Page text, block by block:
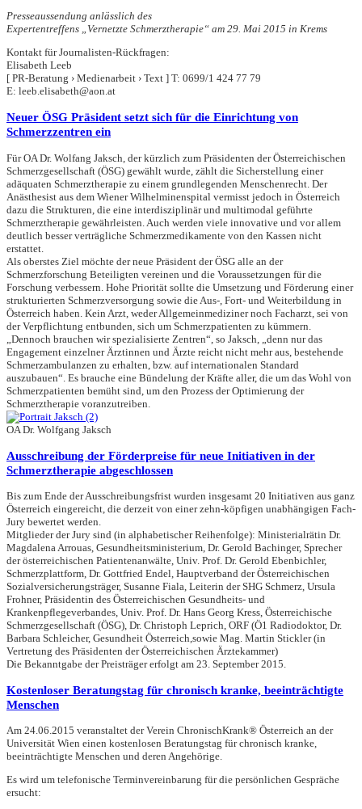
Presseaussendung anlässlich des
Expertentreffens „Vernetzte Schmerztherapie“ am 29. Mai 2015 in Krems
Kontakt für Journalisten-Rückfragen:
Elisabeth Leeb
[ PR-Beratung › Medienarbeit › Text ] T: 0699/1 424 77 79
E: leeb.elisabeth@aon.at
Neuer ÖSG Präsident setzt sich für die Einrichtung von
Schmerzzentren ein
Für OA Dr. Wolfang Jaksch, der kürzlich zum Präsidenten der Österreichischen
Schmerzgesellschaft (ÖSG) gewählt wurde, zählt die Sicherstellung einer
adäquaten Schmerztherapie zu einem grundlegenden Menschenrecht. Der
Anästhesist aus dem Wiener Wilhelminenspital vermisst jedoch in Österreich
dazu die Strukturen, die eine interdisziplinär und multimodal geführte
Schmerztherapie gewährleisten. Auch werden viele innovative und vor allem
deutlich besser verträgliche Schmerzmedikamente von den Kassen nicht
erstattet.
Als oberstes Ziel möchte der neue Präsident der ÖSG alle an der
Schmerzforschung Beteiligten vereinen und die Voraussetzungen für die
Forschung verbessern. Hohe Priorität sollte die Umsetzung und Förderung einer
strukturierten Schmerzversorgung sowie die Aus-, Fort- und Weiterbildung in
Österreich haben. Kein Arzt, weder Allgemeinmediziner noch Facharzt, sei von
der Verpflichtung entbunden, sich um Schmerzpatienten zu kümmern.
„Dennoch brauchen wir spezialisierte Zentren“, so Jaksch, „denn nur das
Engagement einzelner Ärztinnen und Ärzte reicht nicht mehr aus, bestehende
Schmerzambulanzen zu erhalten, bzw. auf internationalen Standard
auszubauen“. Es brauche eine Bündelung der Kräfte aller, die um das Wohl von
Schmerzpatienten bemüht sind, um den Prozess der Optimierung der
Schmerztherapie voranzutreiben.
OA Dr. Wolfgang Jaksch
Ausschreibung der Förderpreise für neue Initiativen in der
Schmerztherapie abgeschlossen
Bis zum Ende der Ausschreibungsfrist wurden insgesamt 20 Initiativen aus ganz
Österreich eingereicht, die derzeit von einer zehn-köpfigen unabhängigen Fach-
Jury bewertet werden.
Mitglieder der Jury sind (in alphabetischer Reihenfolge): Ministerialrätin Dr.
Magdalena Arrouas, Gesundheitsministerium, Dr. Gerold Bachinger, Sprecher
der österreichischen Patientenanwälte, Univ. Prof. Dr. Gerold Ebenbichler,
Schmerzplattform, Dr. Gottfried Endel, Hauptverband der Österreichischen
Sozialversicherungsträger, Susanne Fiala, Leiterin der SHG Schmerz, Ursula
Frohner, Präsidentin des Österreichischen Gesundheits- und
Krankenpflegeverbandes, Univ. Prof. Dr. Hans Georg Kress, Österreichische
Schmerzgesellschaft (ÖSG), Dr. Christoph Leprich, ORF (Ö1 Radiodoktor, Dr.
Barbara Schleicher, Gesundheit Österreich,sowie Mag. Martin Stickler (in
Vertretung des Präsidenten der Österreichischen Ärztekammer)
Die Bekanntgabe der Preisträger erfolgt am 23. September 2015.
Kostenloser Beratungstag für chronisch kranke, beeinträchtigte
Menschen
Am 24.06.2015 veranstaltet der Verein ChronischKrank® Österreich an der
Universität Wien einen kostenlosen Beratungstag für chronisch kranke,
beeinträchtigte Menschen und deren Angehörige.
Es wird um telefonische Terminvereinbarung für die persönlichen Gespräche
ersucht: